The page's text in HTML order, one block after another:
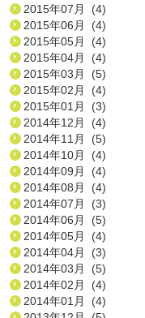
2015年07月 (4)
2015年06月 (4)
2015年05月 (4)
2015年04月 (4)
2015年03月 (5)
2015年02月 (4)
2015年01月 (3)
2014年12月 (4)
2014年11月 (5)
2014年10月 (4)
2014年09月 (4)
2014年08月 (4)
2014年07月 (3)
2014年06月 (5)
2014年05月 (4)
2014年04月 (3)
2014年03月 (5)
2014年02月 (4)
2014年01月 (4)